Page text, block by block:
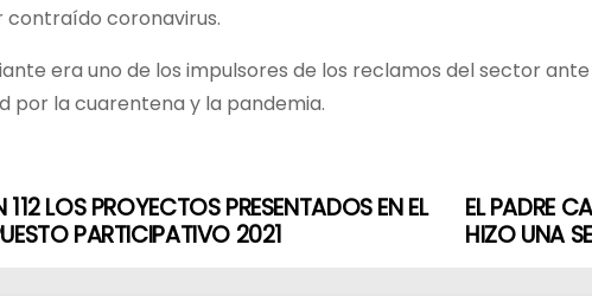
contraído coronavirus.
era uno de los impulsores de los reclamos del sector
por la cuarentena y la pandemia.
EL PADRE
HIZO UNA
LOS PROYECTOS PRESENTADOS EN EL
PARTICIPATIVO 2021